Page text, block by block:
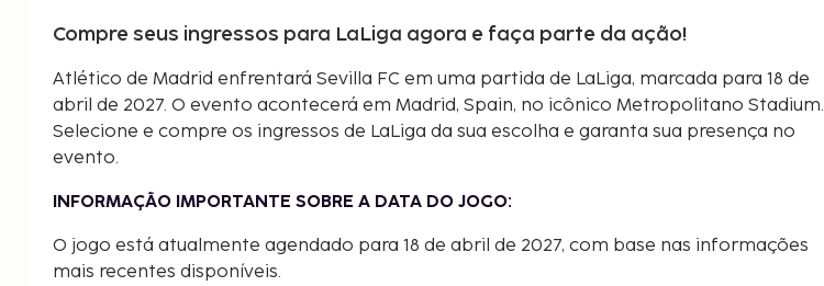
Compre seus ingressos para LaLiga agora e faça parte da ação!
Atlético de Madrid enfrentará Sevilla FC em uma partida de LaLiga, marcada para 18 de
abril de 2027. O evento acontecerá em Madrid, Spain, no icônico Metropolitano Stadium.
Selecione e compre os ingressos de LaLiga da sua escolha e garanta sua presença no
evento.
INFORMAÇÃO IMPORTANTE SOBRE A DATA DO JOGO:
O jogo está atualmente agendado para 18 de abril de 2027, com base nas informações
mais recentes disponíveis.